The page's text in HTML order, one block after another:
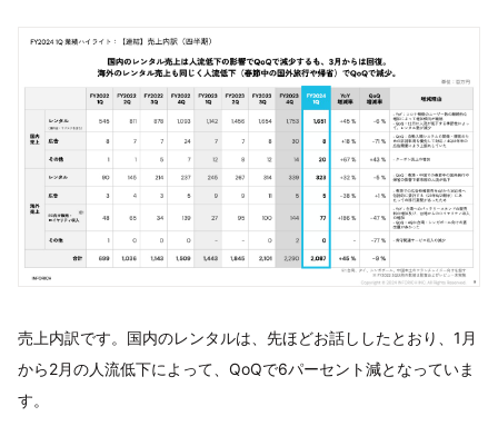
売上内訳です。国内のレンタルは、先ほどお話ししたとおり、1月
から2月の人流低下によって、QoQで6パーセント減となっていま
す。